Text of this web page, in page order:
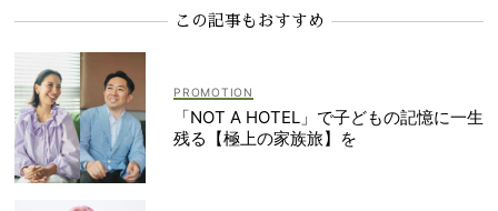
この記事もおすすめ
「NOT A HOTEL」で子どもの記憶に一生
残る【極上の家族旅】を